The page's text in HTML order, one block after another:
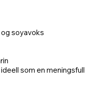
soyavoks
som en meningsfull